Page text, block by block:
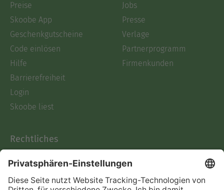
Preise
Skoobe App
Geschenkgutscheine
Code einlösen
Hilfe
Barrierefreiheit
Login
Skoobe liest
Jobs
Presse
Verlage
Partnerprogramm
Firmenkunden
Rechtliches
AGB
Informationen nach Data